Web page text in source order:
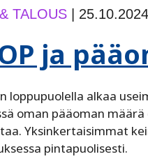
TALOUS| 25.10.2024
ja
loppupuolella alkaa
oman pääoman
Yksinkertaisimmat
pintapuolisesti.